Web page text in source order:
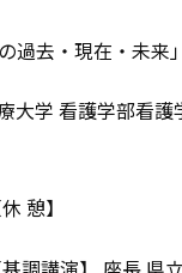
過去・現在・未来」
学 看護学部看護
憩】